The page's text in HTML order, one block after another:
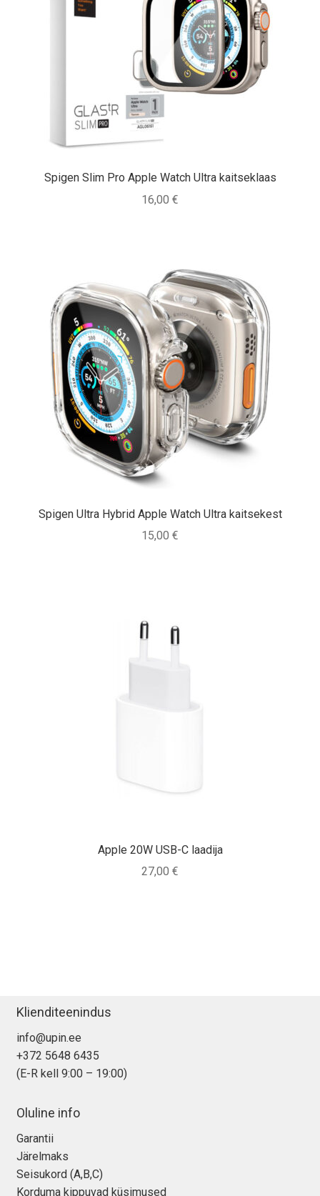
Spigen Slim Pro Apple Watch Ultra kaitseklaas
16,00 €
Spigen Ultra Hybrid Apple Watch Ultra kaitsekest
15,00 €
Apple 20W USB-C laadija
27,00 €
Klienditeenindus
info@upin.ee
+372 5648 6435
(E-R kell 9:00 – 19:00)
Oluline info
Garantii
Järelmaks
Seisukord (A,B,C)
Korduma kippuvad küsimused